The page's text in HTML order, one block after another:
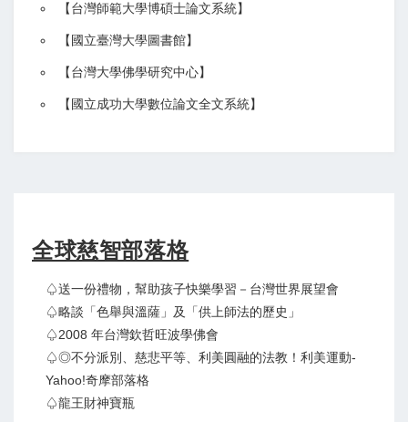
【台灣師範大學博碩士論文系統】
【 國立臺灣大學圖書館】
【台灣大學佛學研究中心】
【 國立成功大學數位論文全文系統】
全球慈智部落格
♤送一份禮物，幫助孩子快樂學習－台灣世界展望會
♤略談「色舉與溫薩」及「供上師法的歷史」
♤2008 年台灣欽哲旺波學佛會
♤◎不分派別、慈悲平等、利美圓融的法教！利美運動-
Yahoo!奇摩部落格
♤龍王財神寶瓶